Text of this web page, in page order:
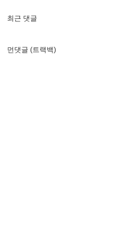
최근 댓글
먼댓글 (트랙백)